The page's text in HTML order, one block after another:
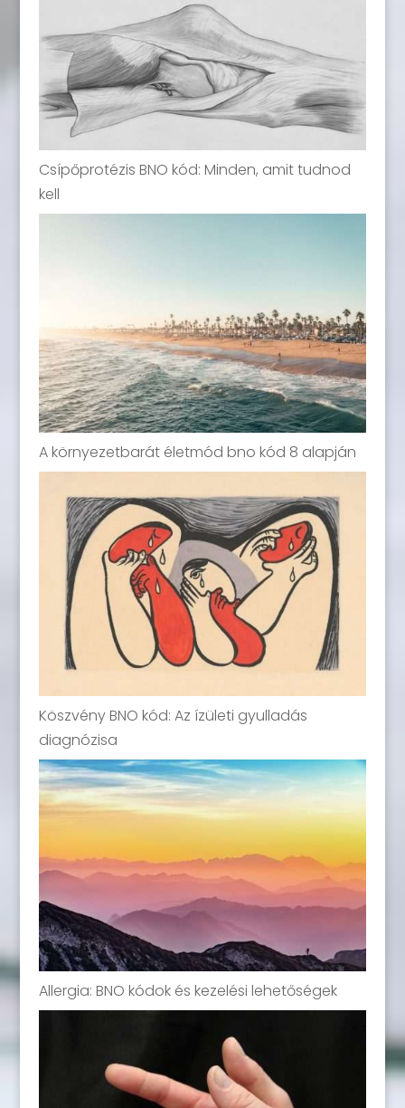
Csípőprotézis BNO kód: Minden, amit tudnod
kell
A környezetbarát életmód bno kód 8 alapján
Köszvény BNO kód: Az ízületi gyulladás
diagnózisa
Allergia: BNO kódok és kezelési lehetőségek